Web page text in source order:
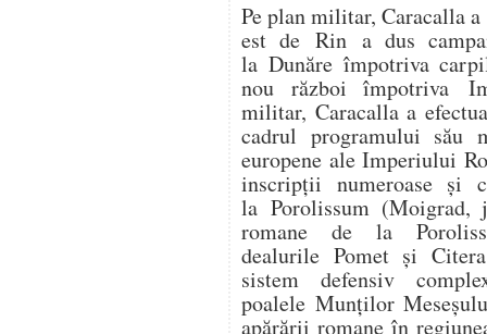
Pe plan militar, Caracalla
est de Rin a dus
la Dunăre împotriva
nou război împotriva
militar, Caracalla a
cadrul programului
europene ale Imperiului
inscripții numeroase și
la Porolissum (Moigrad,
romane de la
dealurile Pomet și
sistem defensiv
poalele Munților
apărării romane în